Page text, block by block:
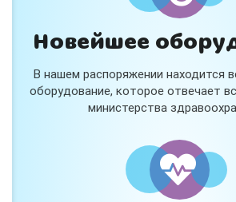
Новейшее
В нашем распоряжении находится
оборудование, которое отвечает
министерства
В прием входит:
✔️ Осмотр и консультация врача
✔️ Рекомендации по вашей ситуации
✔️Тейпирование
спортсменам и беременным
Специальная цена — 3000 ₽.
и расскажем подробнее!